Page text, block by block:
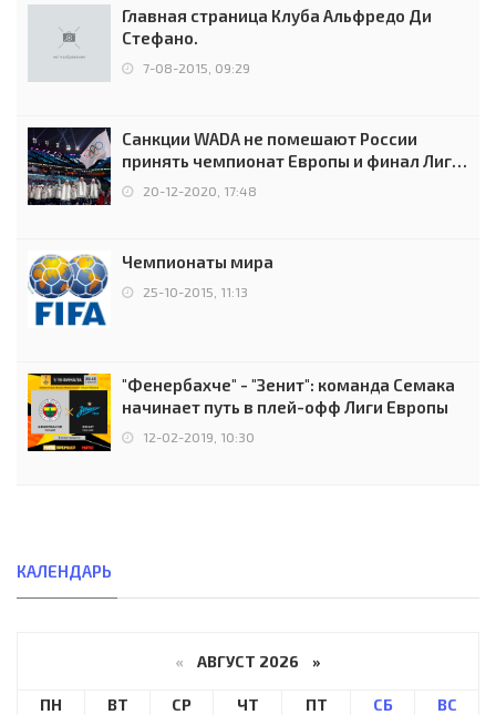
Главная страница Клуба Альфредо Ди
Стефано.
7-08-2015, 09:29
Санкции WADA не помешают России
принять чемпионат Европы и финал Лиги
чемпионов.
20-12-2020, 17:48
Чемпионаты мира
25-10-2015, 11:13
"Фенербахче" - "Зенит": команда Семака
начинает путь в плей-офф Лиги Европы
12-02-2019, 10:30
КАЛЕНДАРЬ
« АВГУСТ 2026 »
ПН ВТ СР ЧТ ПТ СБ
ВС